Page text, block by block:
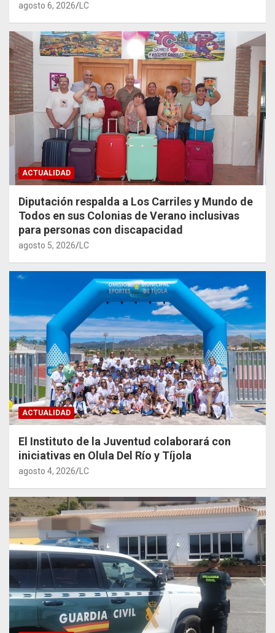
agosto 6, 2026 LC
ACTUALIDAD
Diputación respalda a Los Carriles y Mundo de
Todos en sus Colonias de Verano inclusivas
para personas con discapacidad
agosto 5, 2026 LC
ACTUALIDAD
El Instituto de la Juventud colaborará con
iniciativas en Olula Del Río y Tíjola
agosto 4, 2026 LC